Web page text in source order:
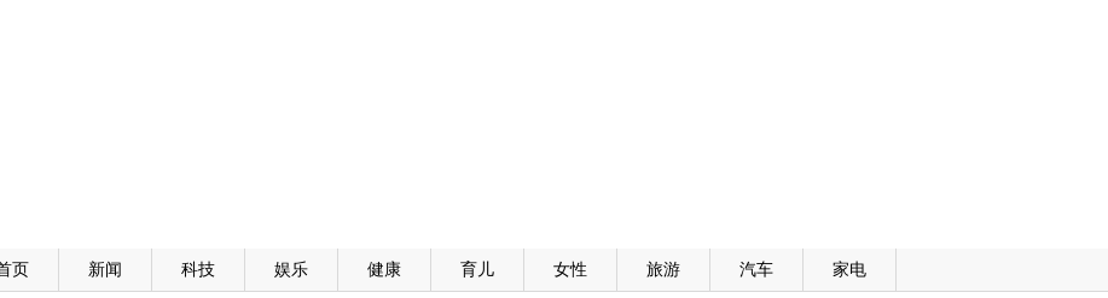
页 新闻 科技 娱乐 健康 育儿 女性 旅游 汽车 家电